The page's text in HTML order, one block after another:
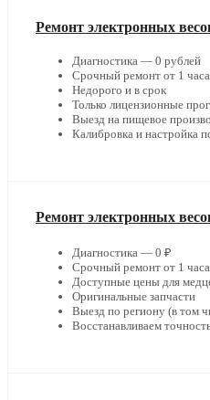
Ремонт электронных
Диагностика — 0 рублей
Срочный ремонт от 1 часа
Недорого и в срок
Только лицензионные
Выезд на пищевое
Калибровка и настройка
Ремонт электронных
Диагностика — 0 ₽
Срочный ремонт от 1 часа
Доступные цены для
Оригинальные запчасти
Выезд по региону (в том
Восстанавливаем